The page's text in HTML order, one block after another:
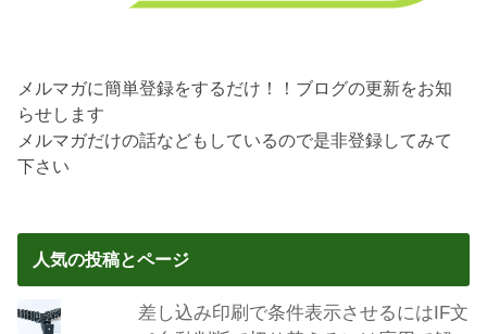
メルマガに簡単登録をするだけ！！ブログの更新をお知
らせします
メルマガだけの話などもしているので是非登録してみて
下さい
人気の投稿とページ
差し込み印刷で条件表示させるにはIF文